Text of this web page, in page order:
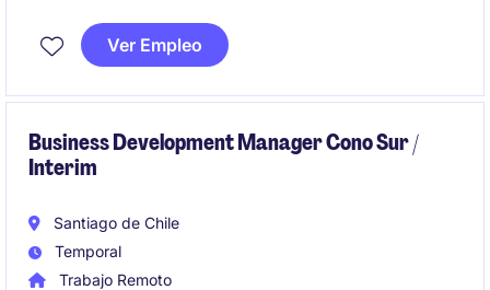
and O&M companies in mining industry (B2B), driving
business growth and market share. This position
overall sales objectives.
Ver Empleo
Business Development Manager Cono Sur /
Interim
Santiago de Chile
Temporal
Trabajo Remoto